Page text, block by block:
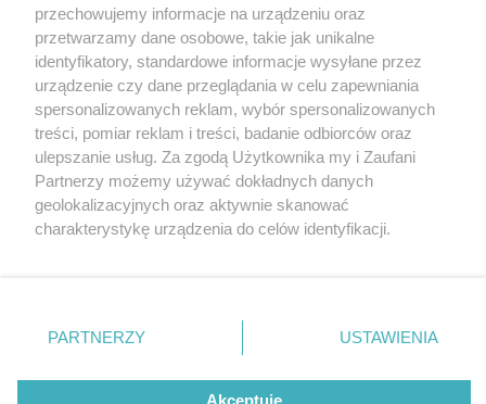
1 / 0
Nie zapomnij
zapoznać się z:
polityką prywatności regulamin korzystania z portali
Twojemiasto
Piekary Śląskie
Chorzów
Tarnowskie Góry
Gliwice
Skontakuj sięz nami
Kontakt
Wydawca
Redakcja
przechowujemy informacje na urządzeniu oraz
przetwarzamy dane osobowe, takie jak unikalne
identyfikatory, standardowe informacje wysyłane przez
urządzenie czy dane przeglądania w celu zapewniania
spersonalizowanych reklam, wybór spersonalizowanych
treści, pomiar reklam i treści, badanie odbiorców oraz
ulepszanie usług. Za zgodą Użytkownika my i Zaufani
Partnerzy możemy używać dokładnych danych
geolokalizacyjnych oraz aktywnie skanować
charakterystykę urządzenia do celów identyfikacji.
zmienić/wycofać klikając przycisk ustawień prywatności
znajdujący się w lewym dolnym rogu strony
rodzaje przetwarzania danych nie wymagają zgody
użytkownika, ale masz prawo sprzeciwić się takiemu
PARTNERZY USTAWIENIA
Akceptuję